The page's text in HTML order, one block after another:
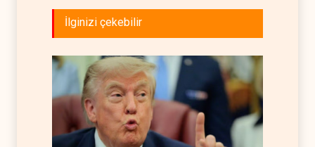
İlginizi çekebilir